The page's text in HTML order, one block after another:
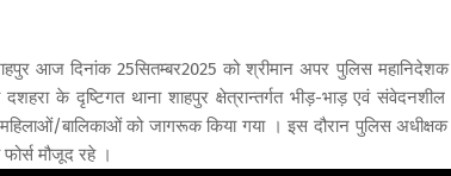
आज दिनांक 25सितम्बर2025 को श्रीमान अपर पुलिस
व दशहरा के दृष्टिगत थाना शाहपुर क्षेत्रान्तर्गत भीड़-भाड़ एवं
बालिकाओं को जागरूक किया गया । इस दौरान पुलिस अधीक्षक
फोर्स मौजूद रहे ।